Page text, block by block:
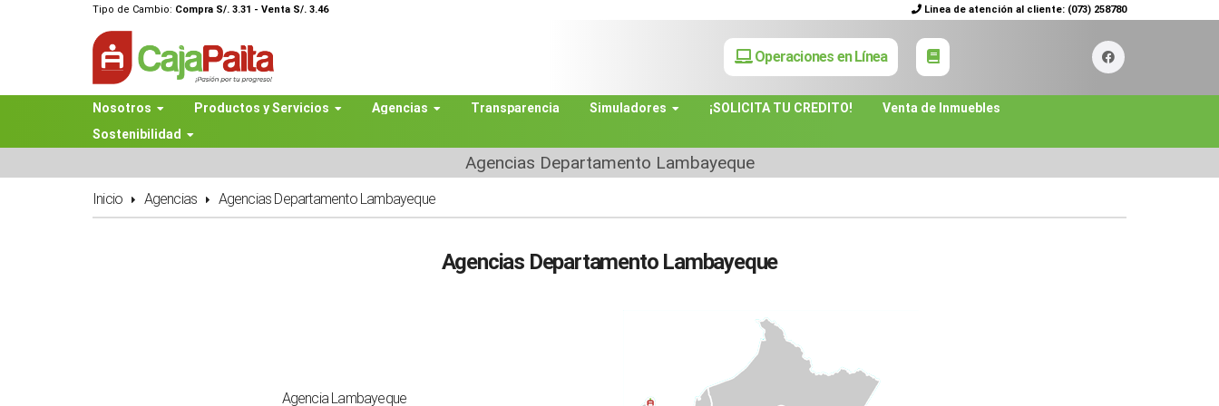
Tipo de Cambio: Compra S/. 3.31 - Venta S/. 3.46 Linea de atención al cliente: (073) 258780
Operaciones en Línea
Nosotros Productos y Servicios Agencias Transparencia Simuladores ¡SOLICITA TU CREDITO!
Venta de Inmuebles
Sostenibilidad
Agencias Departamento Lambayeque
Inicio Agencias Agencias Departamento Lambayeque
Agencias Departamento Lambayeque
Agencia Lambayeque